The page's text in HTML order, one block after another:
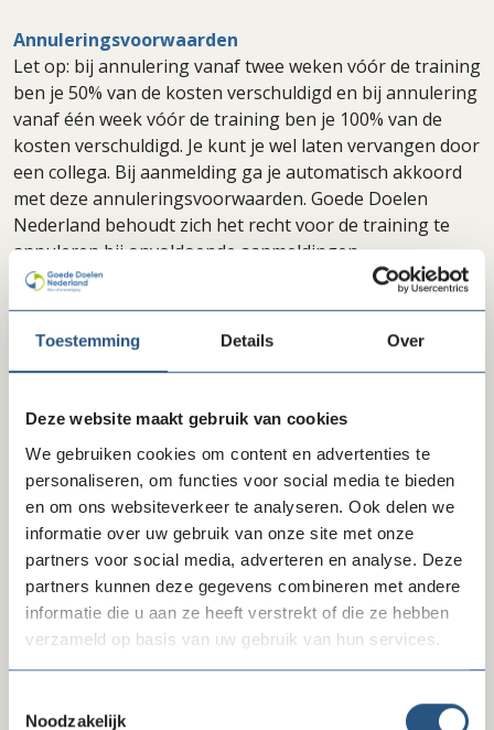
Toestemming Details Over
Deze website maakt gebruik van cookies
We gebruiken cookies om content en advertenties te
personaliseren, om functies voor social media te bieden
en om ons websiteverkeer te analyseren. Ook delen we
informatie over uw gebruik van onze site met onze
partners voor social media, adverteren en analyse. Deze
partners kunnen deze gegevens combineren met andere
informatie die u aan ze heeft verstrekt of die ze hebben
verzameld op basis van uw gebruik van hun services.
Noodzakelijk
Annuleringsvoorwaarden
Let op: bij annulering vanaf twee weken vóór de training
ben je 50% van de kosten verschuldigd en bij annulering
vanaf één week vóór de training ben je 100% van de
kosten verschuldigd. Je kunt je wel laten vervangen door
een collega. Bij aanmelding ga je automatisch akkoord
met deze annuleringsvoorwaarden. Goede Doelen
Nederland behoudt zich het recht voor de training te
annuleren bij onvoldoende aanmeldingen.
Deze training was oorspronkelijk gepland op 9
verplaatst naar 30 september 2026.
Inschrijven
Freeform
Check
Leave
this
Aanhef